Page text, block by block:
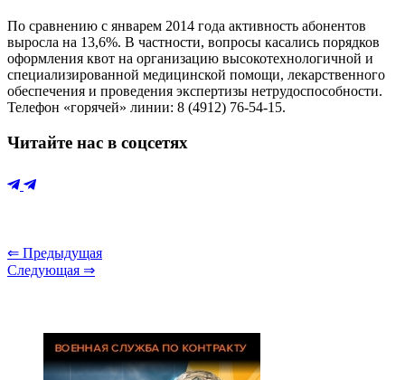
По сравнению с январем 2014 года активность абонентов
выросла на 13,6%. В частности, вопросы касались порядков
оформления квот на организацию высокотехнологичной и
специализированной медицинской помощи, лекарственного
обеспечения и проведения экспертизы нетрудоспособности.
Телефон «горячей» линии: 8 (4912) 76-54-15.
Читайте нас в соцсетях
⇐ Предыдущая
Следующая ⇒